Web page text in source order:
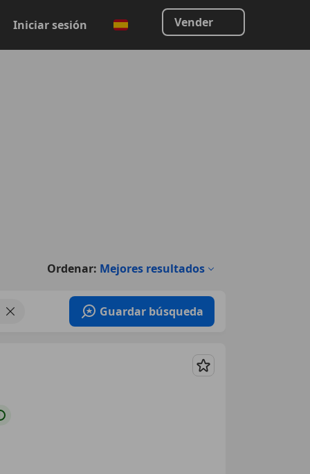
Iniciar sesión Vender
Ordenar: Mejores resultados
Guardar búsqueda
Guardar